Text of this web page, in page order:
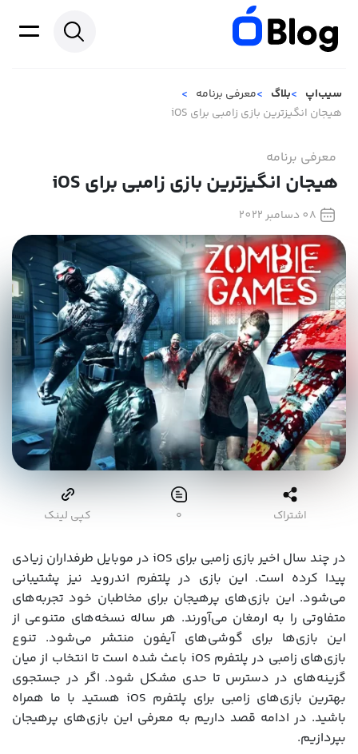
سیب‌اپ بلاگ
معرفی برنامه
هیجان انگیزترین بازی زامبی برای iOS
معرفی برنامه
هیجان انگیزترین بازی زامبی برای iOS
08 دسامبر 2022
اشتراک ۰ کپی لینک
در چند سال اخیر بازی زامبی برای iOS در موبایل طرفداران زیادی
پیدا کرده است. این بازی‌ در پلتفرم اندروید نیز پشتیبانی
می‌شود. این بازی‌های پرهیجان برای مخاطبان خود تجربه‌های
متفاوتی را به ارمغان می‌‌آورند. هر ساله نسخه‌های متنوعی از
این بازی‌ها برای گوشی‌های آیفون منتشر می‌شود. تنوع
بازی‌های زامبی در پلتفرم iOS باعث شده است تا انتخاب از میان
گزینه‌های در دسترس تا حدی مشکل شود. اگر در جستجوی
بهترین بازی‌های زامبی برای پلتفرم iOS هستید با ما همراه
باشید. در ادامه قصد داریم به معرفی این بازی‌های پرهیجان
بپردازیم.